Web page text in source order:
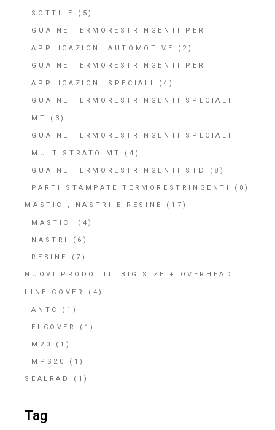
SOTTILE (5)
GUAINE TERMORESTRINGENTI PER
APPLICAZIONI AUTOMOTIVE (2)
GUAINE TERMORESTRINGENTI PER
APPLICAZIONI SPECIALI (4)
GUAINE TERMORESTRINGENTI SPECIALI
MT (3)
GUAINE TERMORESTRINGENTI SPECIALI
MULTISTRATO MT (4)
GUAINE TERMORESTRINGENTI STD (8)
PARTI STAMPATE TERMORESTRINGENTI (8)
MASTICI, NASTRI E RESINE (17)
MASTICI (4)
NASTRI (6)
RESINE (7)
NUOVI PRODOTTI: BIG SIZE + OVERHEAD
LINE COVER (4)
ANTC (1)
ELCOVER (1)
M20 (1)
MPS20 (1)
SEALRAD (1)
Tag